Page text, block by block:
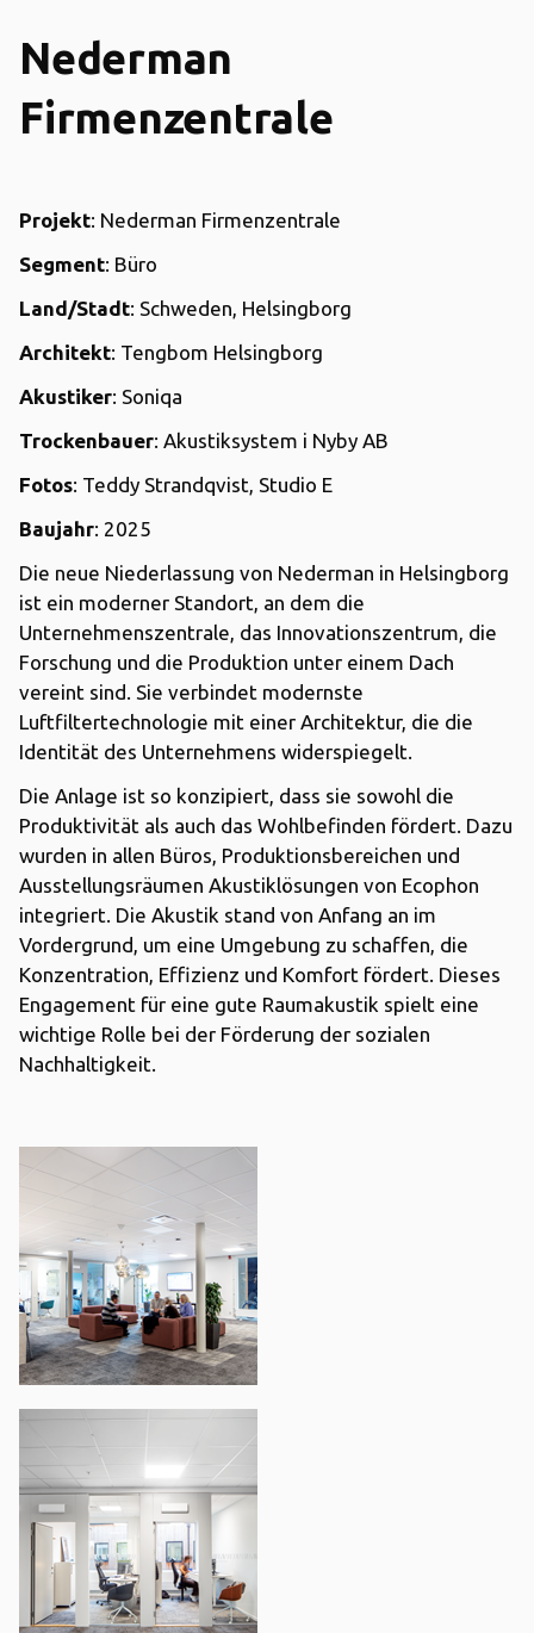
Nederman
Firmenzentrale
Projekt: Nederman Firmenzentrale
Segment: Büro
Land/Stadt: Schweden, Helsingborg
Architekt: Tengbom Helsingborg
Akustiker: Soniqa
Trockenbauer: Akustiksystem i Nyby AB
Fotos: Teddy Strandqvist, Studio E
Baujahr: 2025
Die neue Niederlassung von Nederman in Helsingborg
ist ein moderner Standort, an dem die
Unternehmenszentrale, das Innovationszentrum, die
Forschung und die Produktion unter einem Dach
vereint sind. Sie verbindet modernste
Luftfiltertechnologie mit einer Architektur, die die
Identität des Unternehmens widerspiegelt.
Die Anlage ist so konzipiert, dass sie sowohl die
Produktivität als auch das Wohlbefinden fördert. Dazu
wurden in allen Büros, Produktionsbereichen und
Ausstellungsräumen Akustiklösungen von Ecophon
integriert. Die Akustik stand von Anfang an im
Vordergrund, um eine Umgebung zu schaffen, die
Konzentration, Effizienz und Komfort fördert. Dieses
Engagement für eine gute Raumakustik spielt eine
wichtige Rolle bei der Förderung der sozialen
Nachhaltigkeit.